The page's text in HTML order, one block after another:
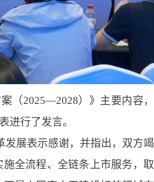
（2025—2028）》主要内容，
进行了发言。
展表示感谢，并指出，双方竭
全流程、全链条上市服务，取